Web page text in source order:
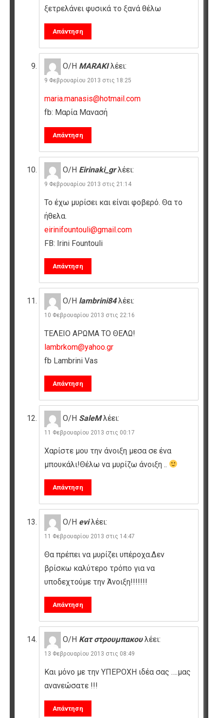
ξετρελάνει φυσικά το ξανά θέλω
Απάντηση
Ο/Η MARAKI λέει:
9 Φεβρουαρίου 2013 στις 18:25
maria.manasis@hotmail.com
fb: Μαρία Μανασή
Απάντηση
Ο/Η Eirinaki_gr λέει:
9 Φεβρουαρίου 2013 στις 21:14
Το έχω μυρίσει και είναι φοβερό. Θα το
ήθελα.
eirinifountouli@gmail.com
FB: Irini Fountouli
Απάντηση
Ο/Η lambrini84 λέει:
10 Φεβρουαρίου 2013 στις 22:16
ΤΕΛΕΙΟ ΑΡΩΜΑ ΤΟ ΘΕΛΩ!
lambrkom@yahoo.gr
fb Lambrini Vas
Απάντηση
Ο/Η SaleM λέει:
11 Φεβρουαρίου 2013 στις 00:17
Χαρίστε μου την άνοιξη μεσα σε ένα
μπουκάλι!Θέλω να μυρίζω άνοιξη ..
Απάντηση
Ο/Η evi λέει:
11 Φεβρουαρίου 2013 στις 14:47
Θα πρέπει να μυρίζει υπέροχα.Δεν
βρίσκω καλύτερο τρόπο για να
υποδεχτούμε την Άνοιξη!!!!!!!
Απάντηση
Ο/Η Κατ στρουμπακου λέει:
13 Φεβρουαρίου 2013 στις 08:49
Και μόνο με την ΥΠΕΡΟΧΗ ιδέα σας ….μας
ανανεώσατε !!!
Απάντηση